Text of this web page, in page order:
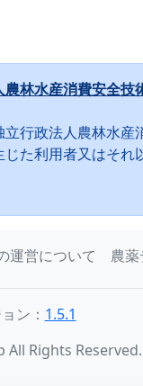
農林水産消費安全技
行政法人農林水
た利用者又はそ
運営について 農
ン： 1.5.1
All Rights Reserved.